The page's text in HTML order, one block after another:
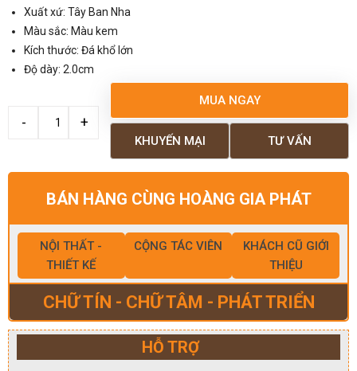
Xuất xứ: Tây Ban Nha
Màu sắc: Màu kem
Kích thước: Đá khổ lớn
Độ dày: 2.0cm
MUA NGAY
TƯ VẤN
KHUYẾN MẠI
BÁN HÀNG CÙNG HOÀNG GIA PHÁT
NỘI THẤT -
THIẾT KẾ
CỘNG TÁC VIÊN
KHÁCH CŨ GIỚI
THIỆU
CHỮ TÍN - CHỮ TÂM - PHÁT TRIỂN
HỖ TRỢ